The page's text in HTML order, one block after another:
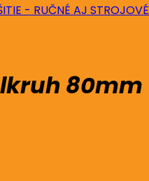
- RUČNÉ AJ STROJOVÉ
80mm